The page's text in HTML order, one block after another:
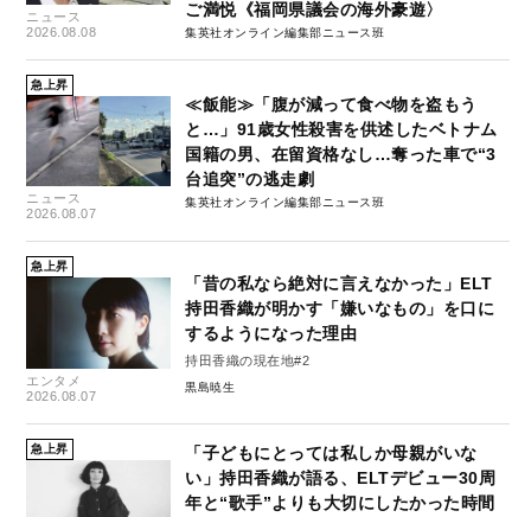
ニュース
2026.08.08
ご満悦《福岡県議会の海外豪遊〉
集英社オンライン編集部ニュース班
急上昇
ニュース
2026.08.07
≪飯能≫「腹が減って食べ物を盗もう
と…」91歳女性殺害を供述したベトナム
国籍の男、在留資格なし…奪った車で“3
台追突”の逃走劇
集英社オンライン編集部ニュース班
急上昇
エンタメ
2026.08.07
「昔の私なら絶対に言えなかった」ELT
持田香織が明かす「嫌いなもの」を口に
するようになった理由
持田香織の現在地#2
黒島暁生
急上昇
「子どもにとっては私しか母親がいな
い」持田香織が語る、ELTデビュー30周
年と“歌手”よりも大切にしたかった時間